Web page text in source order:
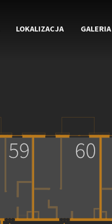
LOKALIZACJA GALERIA